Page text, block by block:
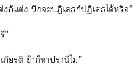
ก็แต่ง นึกะปฏิเสธก็ปฏิเสธได้หรือ”
”
ยรติ ข้าก็าปรานีไม่”